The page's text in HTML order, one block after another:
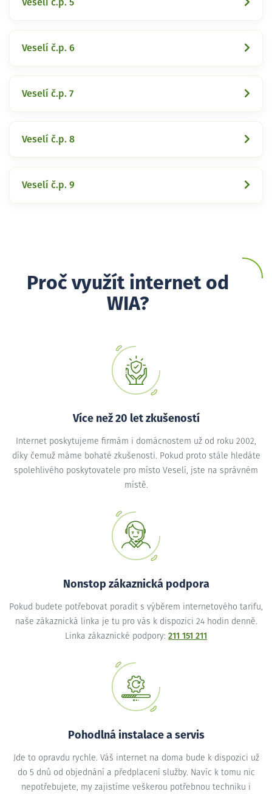
Veselí č.p. 5
Veselí č.p. 6
Veselí č.p. 7
Veselí č.p. 8
Veselí č.p. 9
Proč využít internet od
WIA?
Více než 20 let zkušeností
Internet poskytujeme firmám i domácnostem už od roku 2002,
díky čemuž máme bohaté zkušenosti. Pokud proto stále hledáte
spolehlivého poskytovatele pro místo Veselí, jste na správném
místě.
Nonstop zákaznická podpora
Pokud budete potřebovat poradit s výběrem internetového tarifu,
naše zákaznická linka je tu pro vás k dispozici 24 hodin denně.
Linka zákaznické podpory: 211 151 211
Pohodlná instalace a servis
Jde to opravdu rychle. Váš internet na doma bude k dispozici už
do 5 dnů od objednání a předplacení služby. Navíc k tomu nic
nepotřebujete, my zajistíme veškerou potřebnou techniku i